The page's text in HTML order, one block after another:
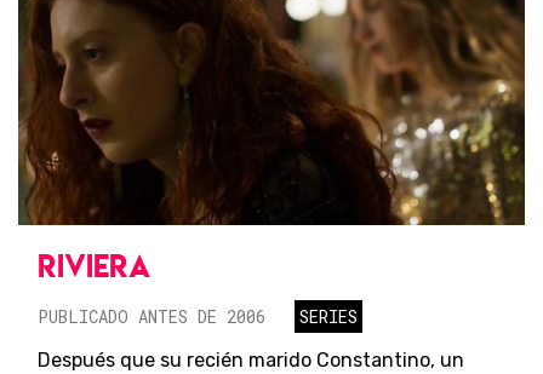
RIVIERA
PUBLICADO ANTES DE 2006
SERIES
Después que su recién marido Constantino, un